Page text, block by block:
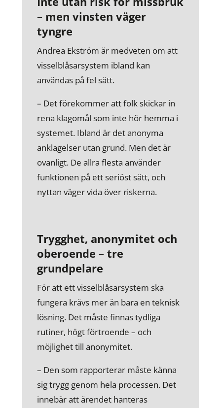
– men vinsten väger
tyngre
Andrea Ekström är medveten om att
visselblåsarsystem ibland kan
användas på fel sätt.
– Det förekommer att folk skickar in
rena klagomål som inte hör hemma i
systemet. Ibland är det anonyma
anklagelser utan grund. Men det är
ovanligt. De allra flesta använder
funktionen på ett seriöst sätt, och
nyttan väger vida över riskerna.
Trygghet, anonymitet och
oberoende – tre
grundpelare
För att ett visselblåsarsystem ska
fungera krävs mer än bara en teknisk
lösning. Det måste finnas tydliga
rutiner, högt förtroende – och
möjlighet till anonymitet.
– Den som rapporterar måste känna
sig trygg genom hela processen. Det
innebär att ärendet hanteras